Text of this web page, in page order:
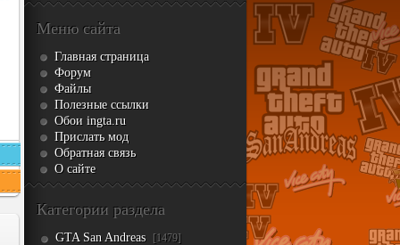
Меню сайта
Главная страница
Форум
Файлы
Полезные ссылки
Обои ingta.ru
Прислать мод
Обратная связь
О сайте
Категории раздела
GTA San Andreas [1479]